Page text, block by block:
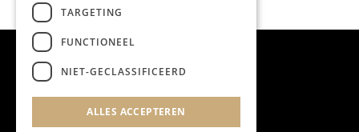
TARGETING
FUNCTIONEEL
NIET-GECLASSIFICEERD
ALLES ACCEPTEREN